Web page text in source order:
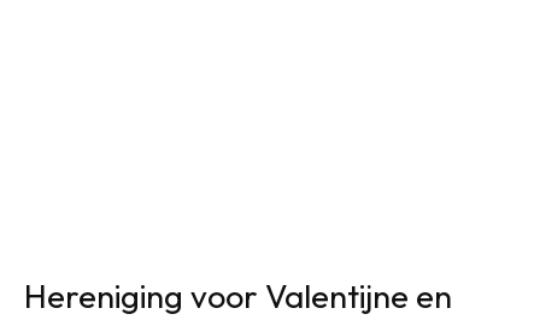
Hereniging voor Valentijne en